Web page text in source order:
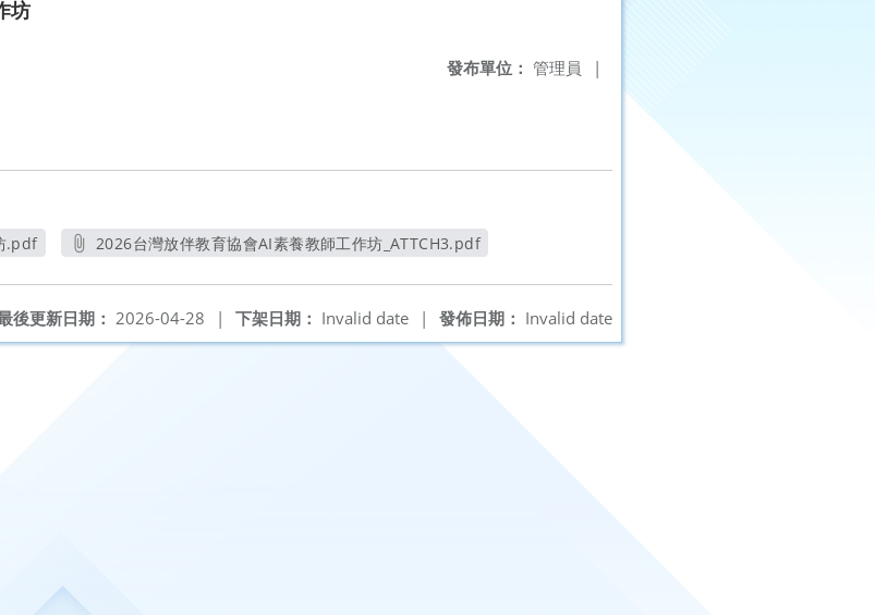
坊
發布單位： 管理員 |
.pdf
2026台灣放伴教育協會AI素養教師工作坊_ATTCH3.pdf
發佈日期： Invalid date
下架日期： Invalid date |
後更新日期： 2026-04-28 |